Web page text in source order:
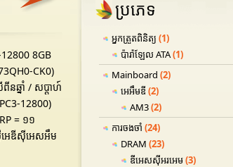
8GB
CK0)
ឆ្នាំ / សប្តាហ៍
12800)
= ១១
អេឌីស៊ីអេសអឹម
ប្រភេទ
អ្នកត្រួតពិនិត្យ (1)
ប៉ារ៉ាឡែល ATA(1)
Mainboard (2)
អេអឹមឌី (2)
AM3(2)
ការចងចាំ (24)
DRAM (23)
ឌីអេសស៊ីអរអេម(3)